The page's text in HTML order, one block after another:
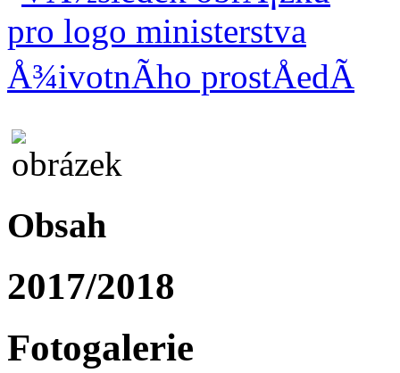
Obsah
2017/2018
Fotogalerie